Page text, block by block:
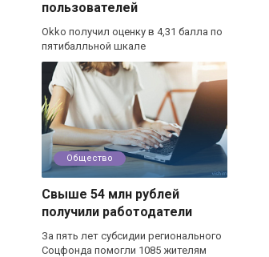
пользователей
Okko получил оценку в 4,31 балла по
пятибалльной шкале
Общество
Свыше 54 млн рублей
получили работодатели
За пять лет субсидии регионального
Соцфонда помогли 1085 жителям